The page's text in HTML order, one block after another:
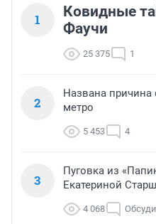
1
Ковидные
Фаучи
25 375 1
2
Названа причина
метро
5 453 4
3
Пуговка из
Екатериной
4 068